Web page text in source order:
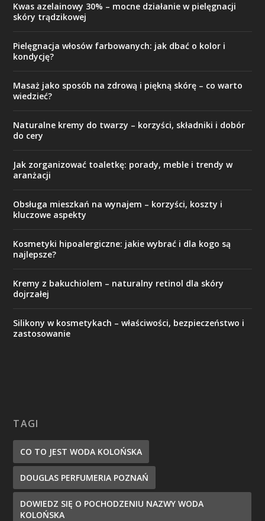
Kwas azelainowy 30% – mocne działanie w pielęgnacji
skóry trądzikowej
Pielęgnacja włosów farbowanych: jak dbać o kolor i
kondycję?
Masaż jako sposób na zdrową i piękną skórę – co warto
wiedzieć?
Naturalne kremy do twarzy – korzyści, składniki i dobór
do cery
Jak zorganizować toaletkę: porady, meble i trendy w
aranżacji
Obsługa mieszkań na wynajem – korzyści, koszty i
kluczowe aspekty
Kosmetyki hipoalergiczne: jakie wybrać i dla kogo są
najlepsze?
Kremy z bakuchiolem – naturalny retinol dla skóry
dojrzałej
Silikony w kosmetykach – właściwości, bezpieczeństwo i
zastosowanie
TAGI
CO TO JEST WODA KOLOŃSKA
DOUGLAS PERFUMERIA POZNAŃ
DOWIEDZ SIĘ O POCHODZENIU NAZWY WODA
KOLOŃSKA